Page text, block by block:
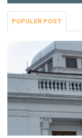
POPULER POST